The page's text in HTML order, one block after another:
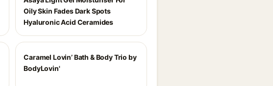
Oily Skin Fades Dark Spots
Hyaluronic Acid Ceramides
Caramel Lovin’ Bath & Body Trio by
BodyLovin'